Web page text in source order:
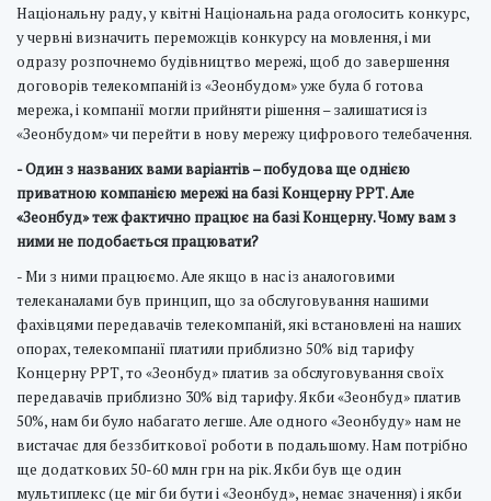
Національну раду, у квітні Національна рада оголосить конкурс,
у червні визначить переможців конкурсу на мовлення, і ми
одразу розпочнемо будівництво мережі, щоб до завершення
договорів телекомпаній із «Зеонбудом» уже була б готова
мережа, і компанії могли прийняти рішення – залишатися із
«Зеонбудом» чи перейти в нову мережу цифрового телебачення.
- Один з названих вами варіантів – побудова ще однією
приватною компанією мережі на базі Концерну РРТ. Але
«Зеонбуд» теж фактично працює на базі Концерну. Чому вам з
ними не подобається працювати?
- Ми з ними працюємо. Але якщо в нас із аналоговими
телеканалами був принцип, що за обслуговування нашими
фахівцями передавачів телекомпаній, які встановлені на наших
опорах, телекомпанії платили приблизно 50% від тарифу
Концерну РРТ, то «Зеонбуд» платив за обслуговування своїх
передавачів приблизно 30% від тарифу. Якби «Зеонбуд» платив
50%, нам би було набагато легше. Але одного «Зеонбуду» нам не
вистачає для беззбиткової роботи в подальшому. Нам потрібно
ще додаткових 50-60 млн грн на рік. Якби був ще один
мультиплекс (це міг би бути і «Зеонбуд», немає значення) і якби